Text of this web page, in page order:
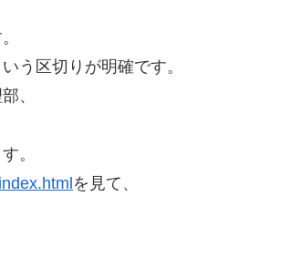
う区切りが明確です。
、
。
を見て、